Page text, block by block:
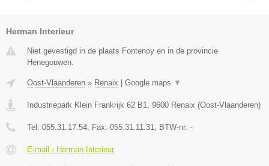
Herman Interieur
Niet gevestigd in de plaats Fontenoy en in de provincie
Henegouwen.
Oost-Vlaanderen » Renaix | Google maps ▼
Industriepark Klein Frankrijk 62 B1 9600 Renaix (Oost-Vlaanderen)
Tel: 055.31.17.54 , Fax: 055.31.11.31 , BTW-nr: -
E-mail › Herman Interieur